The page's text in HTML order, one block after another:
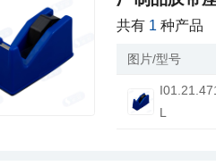
共有 1 种产品
图片/型号
L